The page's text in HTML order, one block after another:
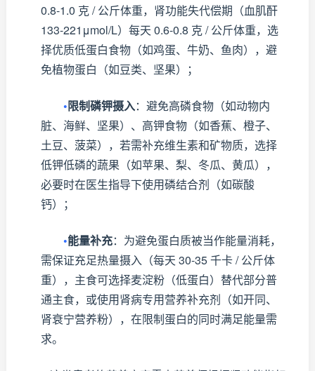
0.8-1.0 克 / 公斤体重，肾功能失代偿期（血肌酐
133-221μmol/L）每天 0.6-0.8 克 / 公斤体重，选
择优质低蛋白食物（如鸡蛋、牛奶、鱼肉），避
免植物蛋白（如豆类、坚果）；
•限制磷钾摄入：避免高磷食物（如动物内
脏、海鲜、坚果）、高钾食物（如香蕉、橙子、
土豆、菠菜），若需补充维生素和矿物质，选择
低钾低磷的蔬果（如苹果、梨、冬瓜、黄瓜），
必要时在医生指导下使用磷结合剂（如碳酸
钙）；
•能量补充：为避免蛋白质被当作能量消耗，
需保证充足热量摄入（每天 30-35 千卡 / 公斤体
重），主食可选择麦淀粉（低蛋白）替代部分普
通主食，或使用肾病专用营养补充剂（如开同、
肾衰宁营养粉），在限制蛋白的同时满足能量需
求。